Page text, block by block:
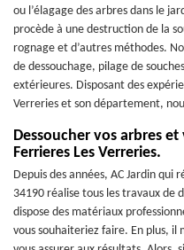
ou l’élagage des arbres dans le
procède à une destruction de la
rognage et d’autres méthodes.
de dessouchage, pilage de
extérieures. Disposant des
Verreries et son département,
Dessoucher vos arbres et
Ferrieres Les Verreries.
Depuis des années, AC Jardin qui
34190 réalise tous les travaux de
dispose des matériaux
vous souhaiteriez faire. En plus, il